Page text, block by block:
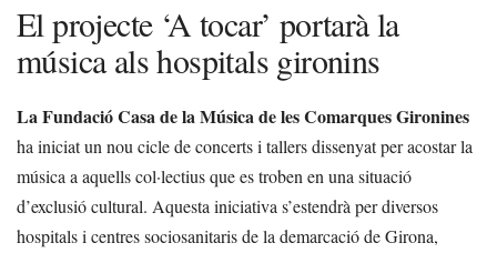
El projecte ‘A tocar’ portarà la
música als hospitals gironins
La Fundació Casa de la Música de les Comarques Gironines
ha iniciat un nou cicle de concerts i tallers dissenyat per acostar la
música a aquells col·lectius que es troben en una situació
d’exclusió cultural. Aquesta iniciativa s’estendrà per diversos
hospitals i centres sociosanitaris de la demarcació de Girona,